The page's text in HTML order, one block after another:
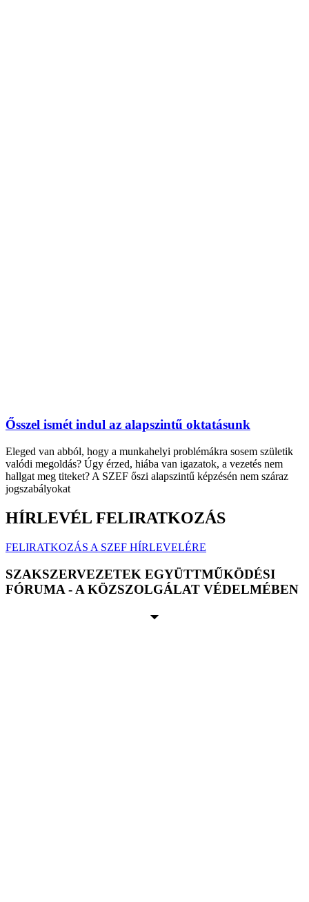
Ősszel ismét indul az alapszintű oktatásunk
Eleged van abból, hogy a munkahelyi problémákra sosem születik
valódi megoldás? Úgy érzed, hiába van igazatok, a vezetés nem
hallgat meg titeket? A SZEF őszi alapszintű képzésén nem száraz
jogszabályokat
HÍRLEVÉL FELIRATKOZÁS
FELIRATKOZÁS A SZEF HÍRLEVELÉRE
SZAKSZERVEZETEK EGYÜTTMŰKÖDÉSI
FÓRUMA - A KÖZSZOLGÁLAT VÉDELMÉBEN